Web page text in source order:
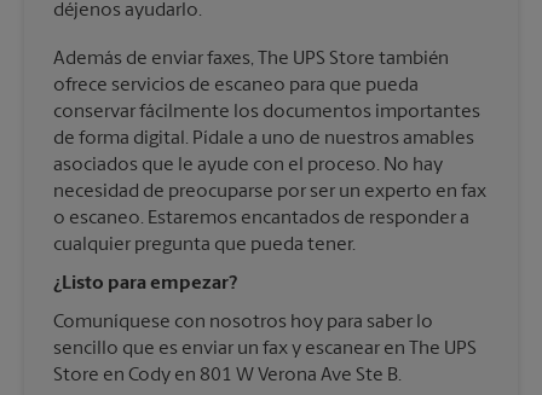
déjenos ayudarlo.
Además de enviar faxes, The UPS Store también
ofrece servicios de escaneo para que pueda
conservar fácilmente los documentos importantes
de forma digital. Pídale a uno de nuestros amables
asociados que le ayude con el proceso. No hay
necesidad de preocuparse por ser un experto en fax
o escaneo. Estaremos encantados de responder a
cualquier pregunta que pueda tener.
¿Listo para empezar?
Comuníquese con nosotros hoy para saber lo
sencillo que es enviar un fax y escanear en The UPS
Store en Cody en 801 W Verona Ave Ste B.